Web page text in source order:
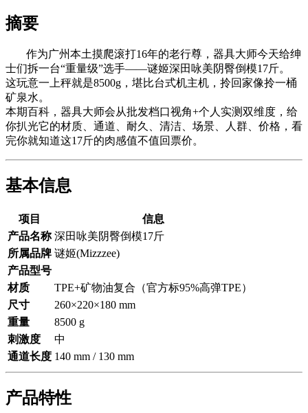
摘要
作为广州本土摸爬滚打16年的老行尊，器具大师今天给绅
士们拆一台“重量级”选手——谜姬深田咏美阴臀倒模17斤。
这玩意一上秤就是8500g，堪比台式机主机，拎回家像拎一桶
矿泉水。
本期百科，器具大师会从批发档口视角+个人实测双维度，给
你扒光它的材质、通道、耐久、清洁、场景、人群、价格，看
完你就知道这17斤的肉感值不值回票价。
基本信息
项目
信息
产品名称 深田咏美阴臀倒模17斤
所属品牌 谜姬(Mizzzee)
产品型号
材质
TPE+矿物油复合（官方标95%高弹TPE）
尺寸
260×220×180 mm
重量
8500 g
刺激度
中
通道长度 140 mm / 130 mm
产品特性